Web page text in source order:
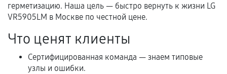
Акт выполненных работ с датой, перечнем
услуг и сроком гарантии.
Документы на установленные комплектующие
герметизацию. Наша цель — быстро вернуть к жизни LG
VR5905LM в Москве по честной цене.
Что ценят клиенты
Сертифицированная команда — знаем типовые
узлы и ошибки.